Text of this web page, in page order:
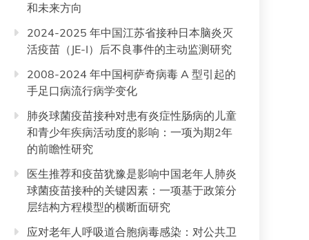
和未来方向
2024-2025 年中国江苏省接种日本脑炎灭
活疫苗（JE-I）后不良事件的主动监测研究
2008-2024 年中国柯萨奇病毒 A 型引起的
手足口病流行病学变化
肺炎球菌疫苗接种对患有炎症性肠病的儿童
和青少年疾病活动度的影响：一项为期2年
的前瞻性研究
医生推荐和疫苗犹豫是影响中国老年人肺炎
球菌疫苗接种的关键因素：一项基于政策分
层结构方程模型的横断面研究
应对老年人呼吸道合胞病毒感染：对公共卫